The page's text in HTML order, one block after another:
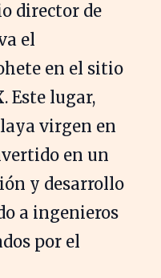
director de
el
en el sitio
. Este lugar,
virgen en
en un
y desarrollo
a ingenieros
por el